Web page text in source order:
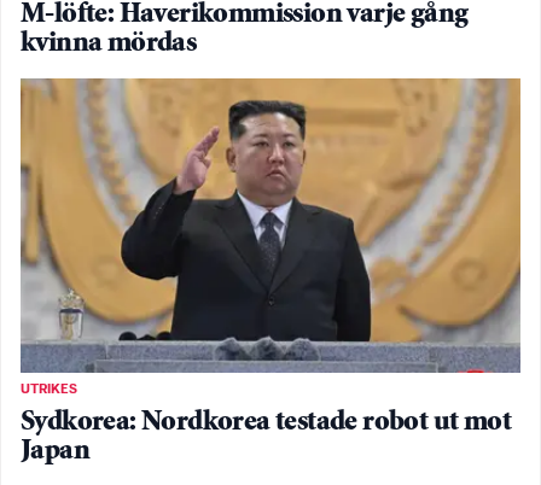
M-löfte: Haverikommission varje gång
kvinna mördas
UTRIKES
Sydkorea: Nordkorea testade robot ut mot
Japan